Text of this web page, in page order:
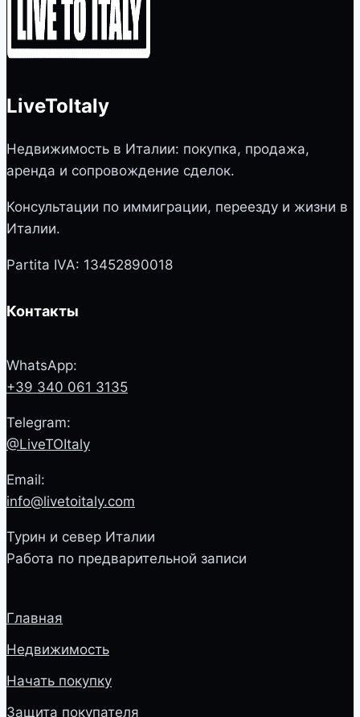
LiveToItaly
Недвижимость в Италии: покупка, продажа,
аренда и сопровождение сделок.
Консультации по иммиграции, переезду и жизни в
Италии.
Partita IVA: 13452890018
Контакты
WhatsApp:
+39 340 061 3135
Telegram:
@LiveTOItaly
Email:
info@livetoitaly.com
Турин и север Италии
Работа по предварительной записи
Главная
Недвижимость
Начать покупку
Защита покупателя